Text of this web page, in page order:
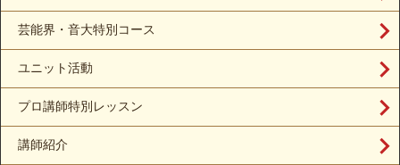
芸能界・音大特別コース
ユニット活動
プロ講師特別レッスン
講師紹介